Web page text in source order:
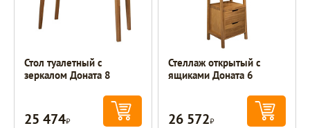
Стол туалетный с
зеркалом Доната 8
25 474Р
Стеллаж открытый с
ящиками Доната 6
26 572Р